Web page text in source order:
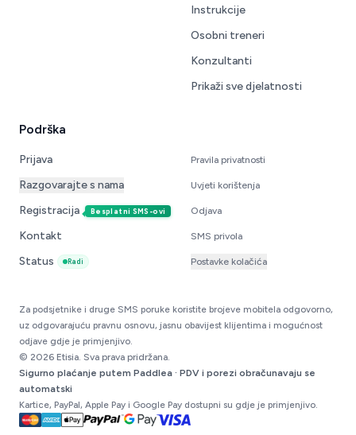
Instrukcije
Osobni treneri
Konzultanti
Prikaži sve djelatnosti
Podrška
Prijava
Razgovarajte s nama
Registracija
Besplatni SMS-ovi
Kontakt
Status
Radi
Pravila privatnosti
Uvjeti korištenja
Odjava
SMS privola
Postavke kolačića
© 2026 Etisia. Sva prava pridržana.
Sigurno plaćanje putem Paddlea · PDV i porezi obračunavaju se
automatski
Kartice, PayPal, Apple Pay i Google Pay dostupni su gdje je primjenjivo.
Za podsjetnike i druge SMS poruke koristite brojeve mobitela odgovorno,
uz odgovarajuću pravnu osnovu, jasnu obavijest klijentima i mogućnost
odjave gdje je primjenjivo.